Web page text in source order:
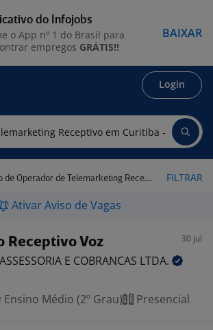
Login
de Telemarketing Receptivo em Curitiba - PR FILTRAR
Ativar Aviso de Vagas
Receptivo Voz 30 jul
E COBRANCAS LTDA.
Ensino Médio (2º Grau) Presencial
do Infojobs
o App nº 1 do Brasil para
empregos GRÁTIS!!
BAIXAR